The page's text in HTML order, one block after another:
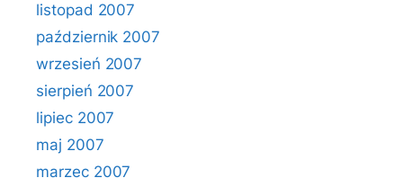
listopad 2007
październik 2007
wrzesień 2007
sierpień 2007
lipiec 2007
maj 2007
marzec 2007